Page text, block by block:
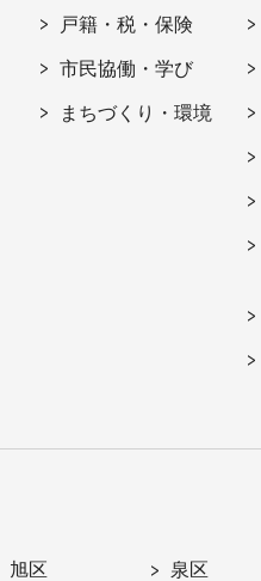
戸籍・税・保険
市民協働・学び
まちづくり・環境
旭区 泉区